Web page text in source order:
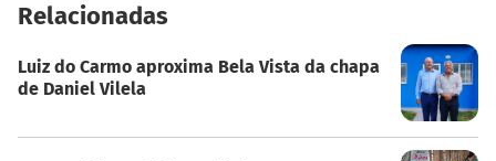
Relacionadas
Luiz do Carmo aproxima Bela Vista da chapa
de Daniel Vilela